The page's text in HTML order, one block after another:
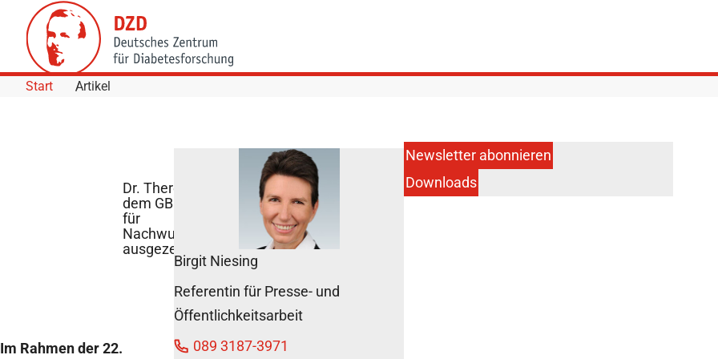
Skip to Content
Start Artikel
Dr. Theresia Gutmann mit
dem GBM Innovationspreis
für
Nachwuchswissenschaftler
ausgezeichnet
DZD News
3. Dezember 2018
Im Rahmen der 22.
Birgit Niesing
Referentin für Presse- und
Öffentlichkeitsarbeit
089 3187-3971
Newsletter abonnieren
Downloads